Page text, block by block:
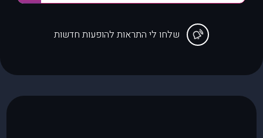
שלחו לי התראות להופעות חדשות